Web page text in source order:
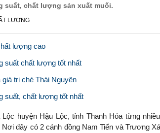
suất, chất lượng sản xuất muối.
LƯỢNG
lượng cao
suất chất lượng tốt nhất
trị chè Thái Nguyên
suất, chất lượng tốt nhất
huyện Hậu Lộc, tỉnh Thanh Hóa từng
đây có 2 cánh đồng Nam Tiến và Trương